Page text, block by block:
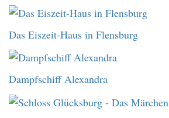
Das Eiszeit-Haus in Flensburg
Dampfschiff Alexandra